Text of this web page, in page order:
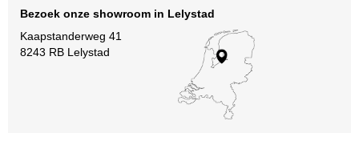
Bezoek onze showroom in Lelystad
Kaapstanderweg 41
8243 RB Lelystad